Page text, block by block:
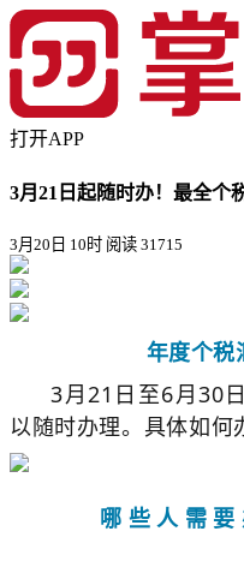
打开APP
3月21日起随时办！最全
3月20日 10时 阅读 31715
年度个税
3月21日至6月30
以随时办理。具体如
哪些人需要